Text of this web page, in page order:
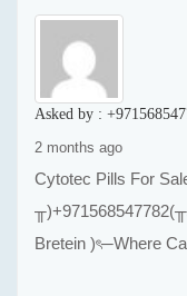
Asked by :
2 months ago
Cytotec Pills For
Bretein )ৎ─Where